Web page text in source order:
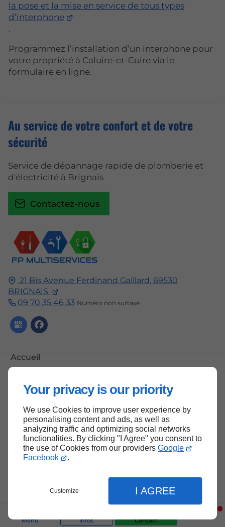
Your privacy is our priority
We use Cookies to improve user experience by
personalising content and ads, as well as
analyzing traffic and optimizing social networks
functionalities. By clicking "I Agree" you consent to
the use of Cookies from our providers Google
Facebook
.
Customize I AGREE
Menu Infos Contact
la pose et la mise en service de tous types
d’interphone
.
Programmez l’installation d’un interphone pour
votre propriété à Caluire-et-Cuire via le
formulaire en ligne.
21 Bis Avenue Ferdinand Gaillard, 69530
BRIGNAIS
09 70 35 46 33 Numéro non surtaxé
Accueil
Mentions légales
Plan du site
Au service de votre confort et de votre
sécurité
Service de dépannage rapide de plomberie et
d'électricité à Brignais
Contactez-nous
Haut de page